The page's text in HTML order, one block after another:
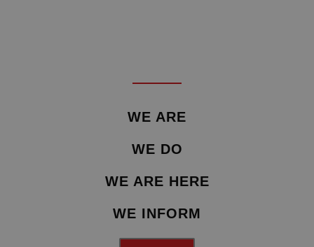
WE ARE
WE DO
WE ARE HERE
WE INFORM